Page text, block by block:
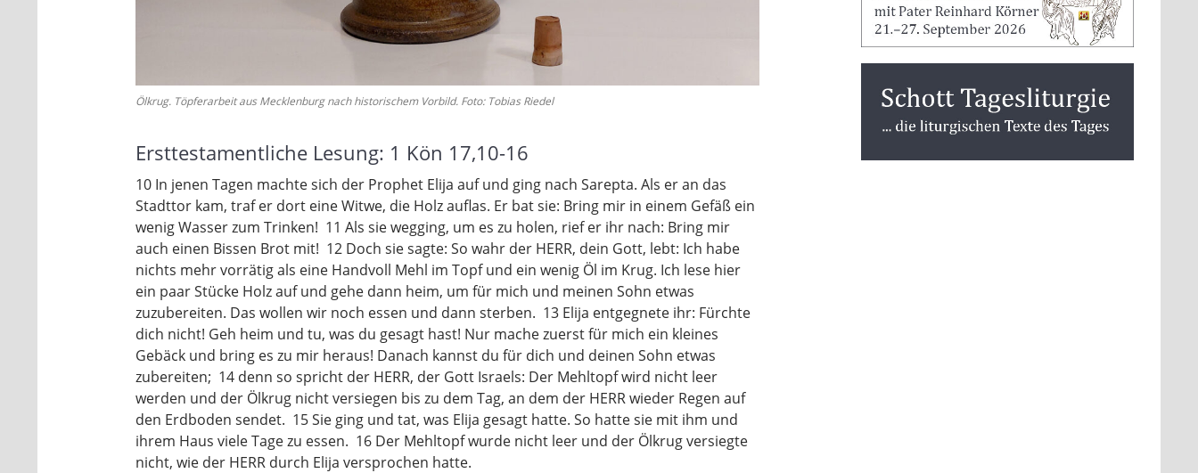
Ölkrug. Töpferarbeit aus Mecklenburg nach historischem Vorbild. Foto: Tobias Riedel
Ersttestamentliche Lesung: 1 Kön 17,10-16
10 In jenen Tagen machte sich der Prophet Elija auf und ging nach Sarepta. Als er an das
Stadttor kam, traf er dort eine Witwe, die Holz auflas. Er bat sie: Bring mir in einem Gefäß ein
wenig Wasser zum Trinken! 11 Als sie wegging, um es zu holen, rief er ihr nach: Bring mir
auch einen Bissen Brot mit! 12 Doch sie sagte: So wahr der HERR, dein Gott, lebt: Ich habe
nichts mehr vorrätig als eine Handvoll Mehl im Topf und ein wenig Öl im Krug. Ich lese hier
ein paar Stücke Holz auf und gehe dann heim, um für mich und meinen Sohn etwas
zuzubereiten. Das wollen wir noch essen und dann sterben. 13 Elija entgegnete ihr: Fürchte
dich nicht! Geh heim und tu, was du gesagt hast! Nur mache zuerst für mich ein kleines
Gebäck und bring es zu mir heraus! Danach kannst du für dich und deinen Sohn etwas
zubereiten; 14 denn so spricht der HERR, der Gott Israels: Der Mehltopf wird nicht leer
werden und der Ölkrug nicht versiegen bis zu dem Tag, an dem der HERR wieder Regen auf
den Erdboden sendet. 15 Sie ging und tat, was Elija gesagt hatte. So hatte sie mit ihm und
ihrem Haus viele Tage zu essen. 16 Der Mehltopf wurde nicht leer und der Ölkrug versiegte
nicht, wie der HERR durch Elija versprochen hatte.